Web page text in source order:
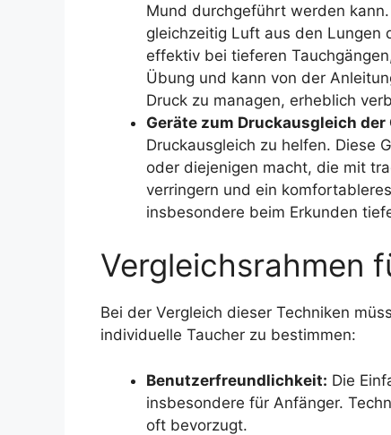
Mund durchgeführt werden
gleichzeitig Luft aus den Lungen
effektiv bei tieferen
Übung und kann von der
Druck zu managen, erheblich
Geräte zum Druckausgleich der
Druckausgleich zu helfen. Diese
oder diejenigen macht, die mit
verringern und ein
insbesondere beim Erkunden
Vergleichsrahmen
Bei der Vergleich dieser Techniken
individuelle Taucher zu bestimmen:
Benutzerfreundlichkeit: Die
insbesondere für Anfänger.
oft bevorzugt.